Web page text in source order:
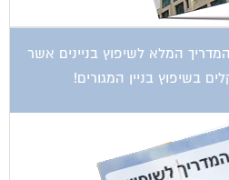
המלא לשיפוץ בניינים אשר
בשיפוץ בניין המגורים!